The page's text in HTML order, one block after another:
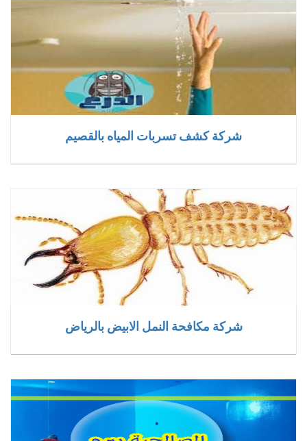
شركة كشف تسربات المياه بالقصيم
شركة مكافحة النمل الابيض بالرياض